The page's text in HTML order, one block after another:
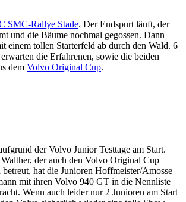
SMC-Rallye Stade. Der Endspurt läuft, der
und die Bäume nochmal gegossen. Dann
einem tollen Starterfeld ab durch den Wald. 6
die Erfahrenen, sowie die beiden
dem Volvo Original Cup.
der Volvo Junior Testtage am Start.
der auch den Volvo Original Cup
hat die Junioren Hoffmeister/Amosse
mit ihren Volvo 940 GT in die Nennliste
Wenn auch leider nur 2 Junioren am Start